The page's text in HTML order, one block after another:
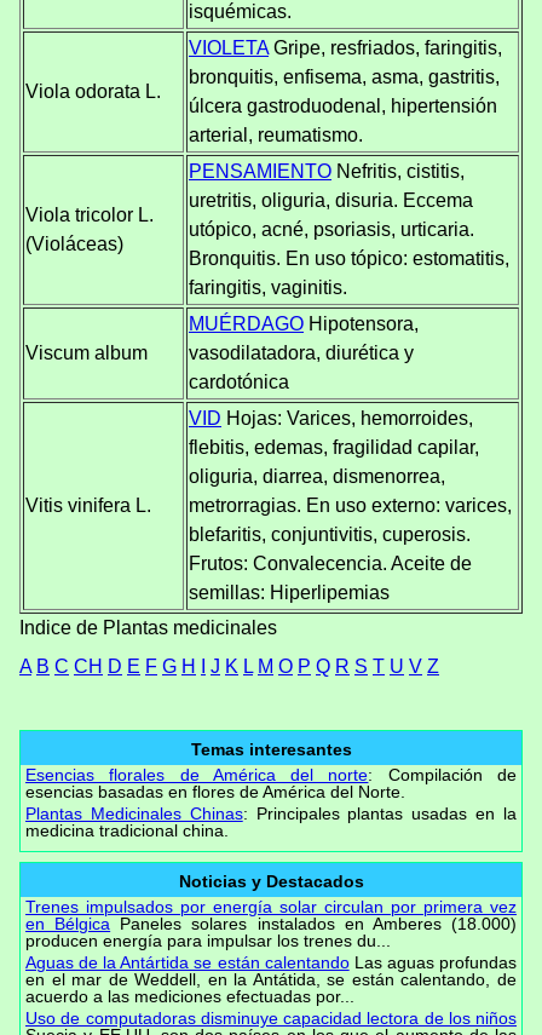
isquémicas.
Viola odorata L.
VIOLETAGripe, resfriados, faringitis,
bronquitis, enfisema, asma, gastritis,
úlcera gastroduodenal, hipertensión
arterial, reumatismo.
Viola tricolor L.
(Violáceas)
PENSAMIENTO Nefritis, cistitis,
uretritis, oliguria, disuria. Eccema
utópico, acné, psoriasis, urticaria.
Bronquitis. En uso tópico: estomatitis,
faringitis, vaginitis.
Viscum album
MUÉRDAGO Hipotensora,
vasodilatadora, diurética y
cardotónica
Vitis vinifera L.
VID Hojas: Varices, hemorroides,
flebitis, edemas, fragilidad capilar,
oliguria, diarrea, dismenorrea,
metrorragias. En uso externo: varices,
blefaritis, conjuntivitis, cuperosis.
Frutos: Convalecencia. Aceite de
semillas: Hiperlipemias
Indice de Plantas medicinales
A B C CH D E F G H J K L M O P Q R S T U V Z
Temas interesantes
Esencias florales de América del norte: Compilación de
esencias basadas en flores de América del Norte.
Plantas Medicinales Chinas: Principales plantas usadas en la
medicina tradicional china.
Noticias y Destacados
Trenes impulsados por energía solar circulan por primera vez
en Bélgica Paneles solares instalados en Amberes (18.000)
producen energía para impulsar los trenes du...
Aguas de la Antártida se están calentandoLas aguas profundas
en el mar de Weddell, en la Antátida, se están calentando, de
acuerdo a las mediciones efectuadas por...
Uso de computadoras disminuye capacidad lectora de los niños